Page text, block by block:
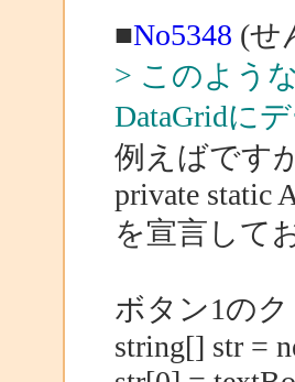
■No5348 (せ
> このよう
DataGridに
例えばです
private static
を宣言して
ボタン1の
string[] str =